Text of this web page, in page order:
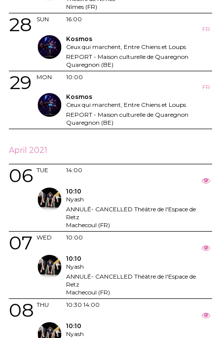
Nîmes (FR)
SUN
28
16:00
FR
Kosmos
Ceux qui marchent, Entre Chiens et Loups
REPORT - Maison culturelle de Quaregnon
Quaregnon (BE)
MON
29
10:00
FR
Kosmos
Ceux qui marchent, Entre Chiens et Loups
REPORT - Maison culturelle de Quaregnon
Quaregnon (BE)
April 2021
TUE
06 14:00
10:10
Nyash
ANNULÉ- CANCELLED Théâtre de l'Espace de
Retz
Machecoul (FR)
WED
07 10:00
10:10
Nyash
ANNULÉ- CANCELLED Théâtre de l'Espace de
Retz
Machecoul (FR)
THU
08 10:30 14:00
10:10
Nyash